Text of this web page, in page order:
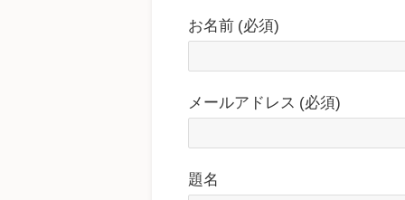
お名前 (必須)
メールアドレス (必須)
題名